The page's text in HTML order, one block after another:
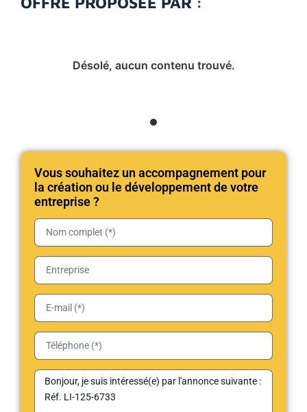
Désolé, aucun contenu trouvé.
Vous souhaitez un accompagnement pour
la création ou le développement de votre
entreprise ?